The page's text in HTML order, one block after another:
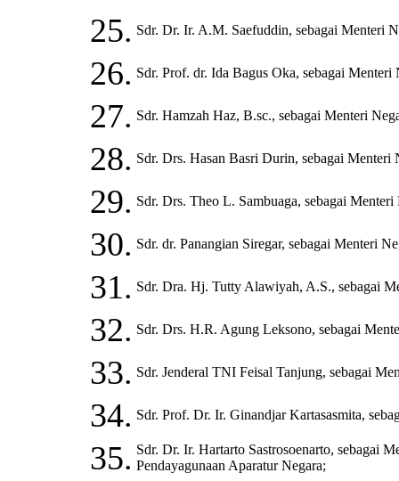
25. Sdr. Dr. Ir. A.M. Saefuddin, sebagai Menteri
26. Sdr. Prof. dr. Ida Bagus Oka, sebagai
27. Sdr. Hamzah Haz, B.sc., sebagai Menteri
28. Sdr. Drs. Hasan Basri Durin, sebagai Menteri
29. Sdr. Drs. Theo L. Sambuaga, sebagai
30. Sdr. dr. Panangian Siregar, sebagai Menteri
31. Sdr. Dra. Hj. Tutty Alawiyah, A.S., sebagai
32. Sdr. Drs. H.R. Agung Leksono, sebagai
33. Sdr. Jenderal TNI Feisal Tanjung, sebagai
34. Sdr. Prof. Dr. Ir. Ginandjar Kartasasmita,
35. Sdr. Dr. Ir. Hartarto Sastrosoenarto, sebagai
Pendayagunaan Aparatur Negara;